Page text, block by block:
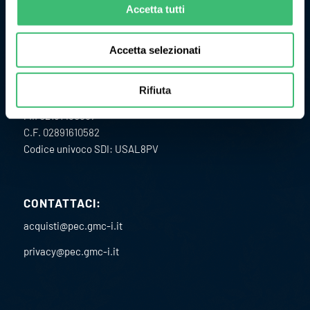
Accetta tutti
Accetta selezionati
Rifiuta
misura ed il controllo delle grandezze fisiche di processo.
ULTERIORI INFORMAZIONI
P.I. 02151460967
C.F. 02891610582
Codice univoco SDI: USAL8PV
CONTATTACI:
acquisti@pec.gmc-i.it
privacy@pec.gmc-i.it